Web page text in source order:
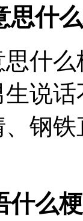
思什
什
说
钢
什么